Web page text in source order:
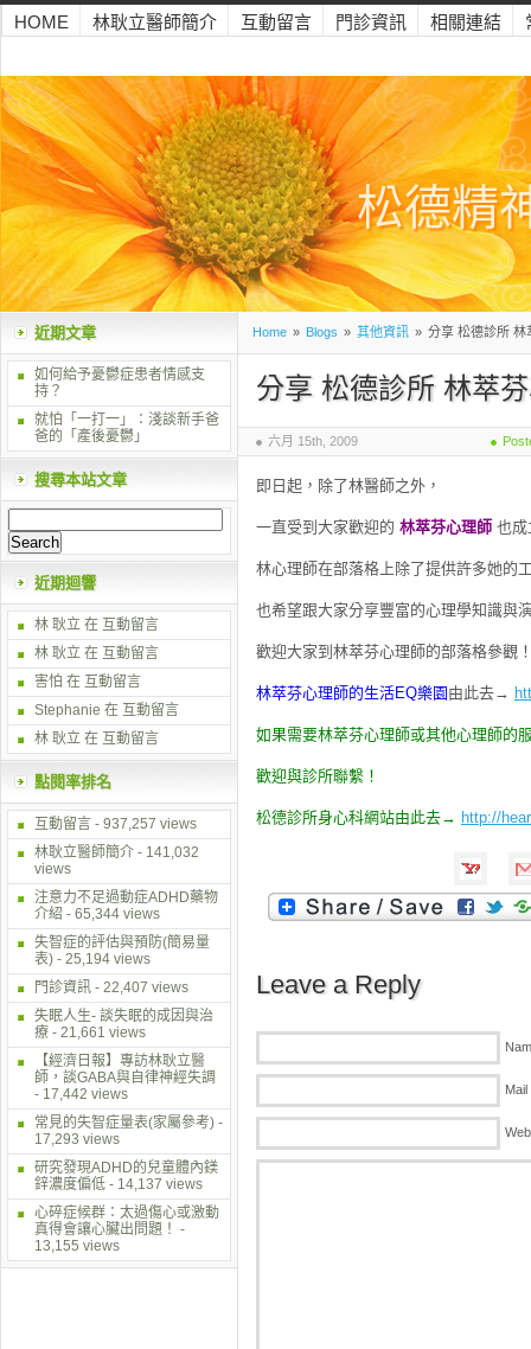
松德精
HOME 林耿立醫師簡介 互動留言 門診資訊 相關連結
Home » Blogs » 其他資訊 » 分享 松德診所 林
分享 松德診所 林萃
六月 15th, 2009
即日起，除了林醫師之外，
一直受到大家歡迎的 林萃芬心理師 也成
林心理師在部落格上除了提供許多她的
也希望跟大家分享豐富的心理學知識與
歡迎大家到林萃芬心理師的部落格參觀
林萃芬心理師的生活EQ樂園 由此去→
如果需要林萃芬心理師或其他心理師的
歡迎與診所聯繫！
松德診所身心科網站由此去→ http://
Leave a Reply
近期文章
如何給予憂鬱症患者情感支
持？
就怕「一打一」：淺談新手爸
爸的「產後憂鬱」
搜尋本站文章
近期迴響
林 耿立 在 互動留言
林 耿立 在 互動留言
害怕 在 互動留言
Stephanie 在 互動留言
林 耿立 在 互動留言
點閱率排名
互動留言 - 937,257 views
林耿立醫師簡介 - 141,032
views
注意力不足過動症ADHD藥物
介紹 - 65,344 views
失智症的評估與預防(簡易量
表) - 25,194 views
門診資訊 - 22,407 views
失眠人生- 談失眠的成因與治
療 - 21,661 views
【經濟日報】專訪林耿立醫
師，談GABA與自律神經失調
- 17,442 views
常見的失智症量表(家屬參考) -
17,293 views
研究發現ADHD的兒童體內鎂
鋅濃度偏低 - 14,137 views
心碎症候群：太過傷心或激動
真得會讓心臟出問題！ -
13,155 views